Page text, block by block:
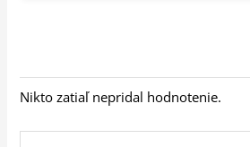
Nikto zatiaľ nepridal hodnotenie.